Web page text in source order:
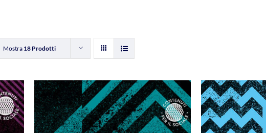
Mostra 18 Prodotti